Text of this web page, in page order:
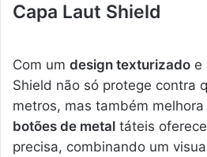
Capa Laut Shield
Com um design texturizado e
Shield não só protege contra
metros, mas também
botões de metal táteis
precisa, combinando um